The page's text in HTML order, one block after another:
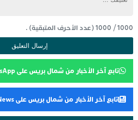
1000
/
1000(عدد الأحرف المتبقية) .
تابع آخر الأخبار من شمال بريس على WhatsApp
تابع آخر الأخبار من شمال بريس على Google News